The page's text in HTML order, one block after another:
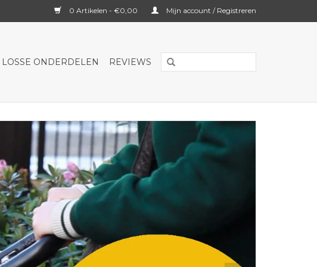
0 Artikelen - €0,00 Mijn account / Registreren
LOSSE ONDERDELEN REVIEWS